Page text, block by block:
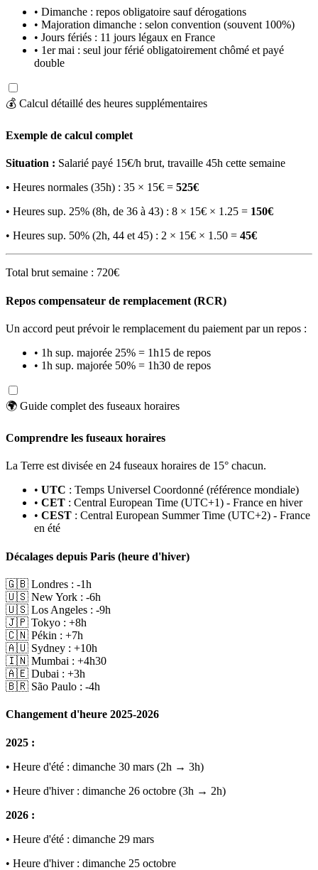
• Dimanche : repos obligatoire sauf dérogations
• Majoration dimanche : selon convention (souvent 100%)
• Jours fériés : 11 jours légaux en France
• 1er mai : seul jour férié obligatoirement chômé et payé
double
💰 Calcul détaillé des heures supplémentaires
Exemple de calcul complet
Situation : Salarié payé 15€/h brut, travaille 45h cette semaine
• Heures normales (35h) : 35 × 15€ = 525€
• Heures sup. 25% (8h, de 36 à 43) : 8 × 15€ × 1.25 = 150€
• Heures sup. 50% (2h, 44 et 45) : 2 × 15€ × 1.50 = 45€
Total brut semaine : 720€
Repos compensateur de remplacement (RCR)
Un accord peut prévoir le remplacement du paiement par un repos :
• 1h sup. majorée 25% = 1h15 de repos
• 1h sup. majorée 50% = 1h30 de repos
🌍 Guide complet des fuseaux horaires
Comprendre les fuseaux horaires
La Terre est divisée en 24 fuseaux horaires de 15° chacun.
• UTC : Temps Universel Coordonné (référence mondiale)
• CET : Central European Time (UTC+1) - France en hiver
• CEST : Central European Summer Time (UTC+2) - France
en été
Décalages depuis Paris (heure d'hiver)
🇬🇧 Londres : -1h
🇺🇸 New York : -6h
🇺🇸 Los Angeles : -9h
🇯🇵 Tokyo : +8h
🇨🇳 Pékin : +7h
🇦🇺 Sydney : +10h
🇮🇳 Mumbai : +4h30
🇦🇪 Dubai : +3h
🇧🇷 São Paulo : -4h
Changement d'heure 2025-2026
2025 :
• Heure d'été : dimanche 30 mars (2h → 3h)
• Heure d'hiver : dimanche 26 octobre (3h → 2h)
2026 :
• Heure d'été : dimanche 29 mars
• Heure d'hiver : dimanche 25 octobre